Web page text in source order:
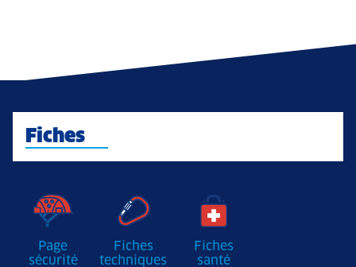
Fiches
Page
sécurité
Fiches
techniques
Fiches
santé